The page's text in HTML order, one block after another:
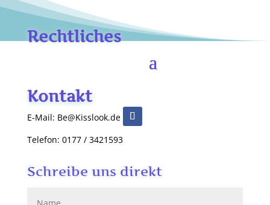
Rechtliches
Kontakt
E-Mail: Be@Kisslook.de
Telefon: 0177 / 3421593
Schreibe uns direkt